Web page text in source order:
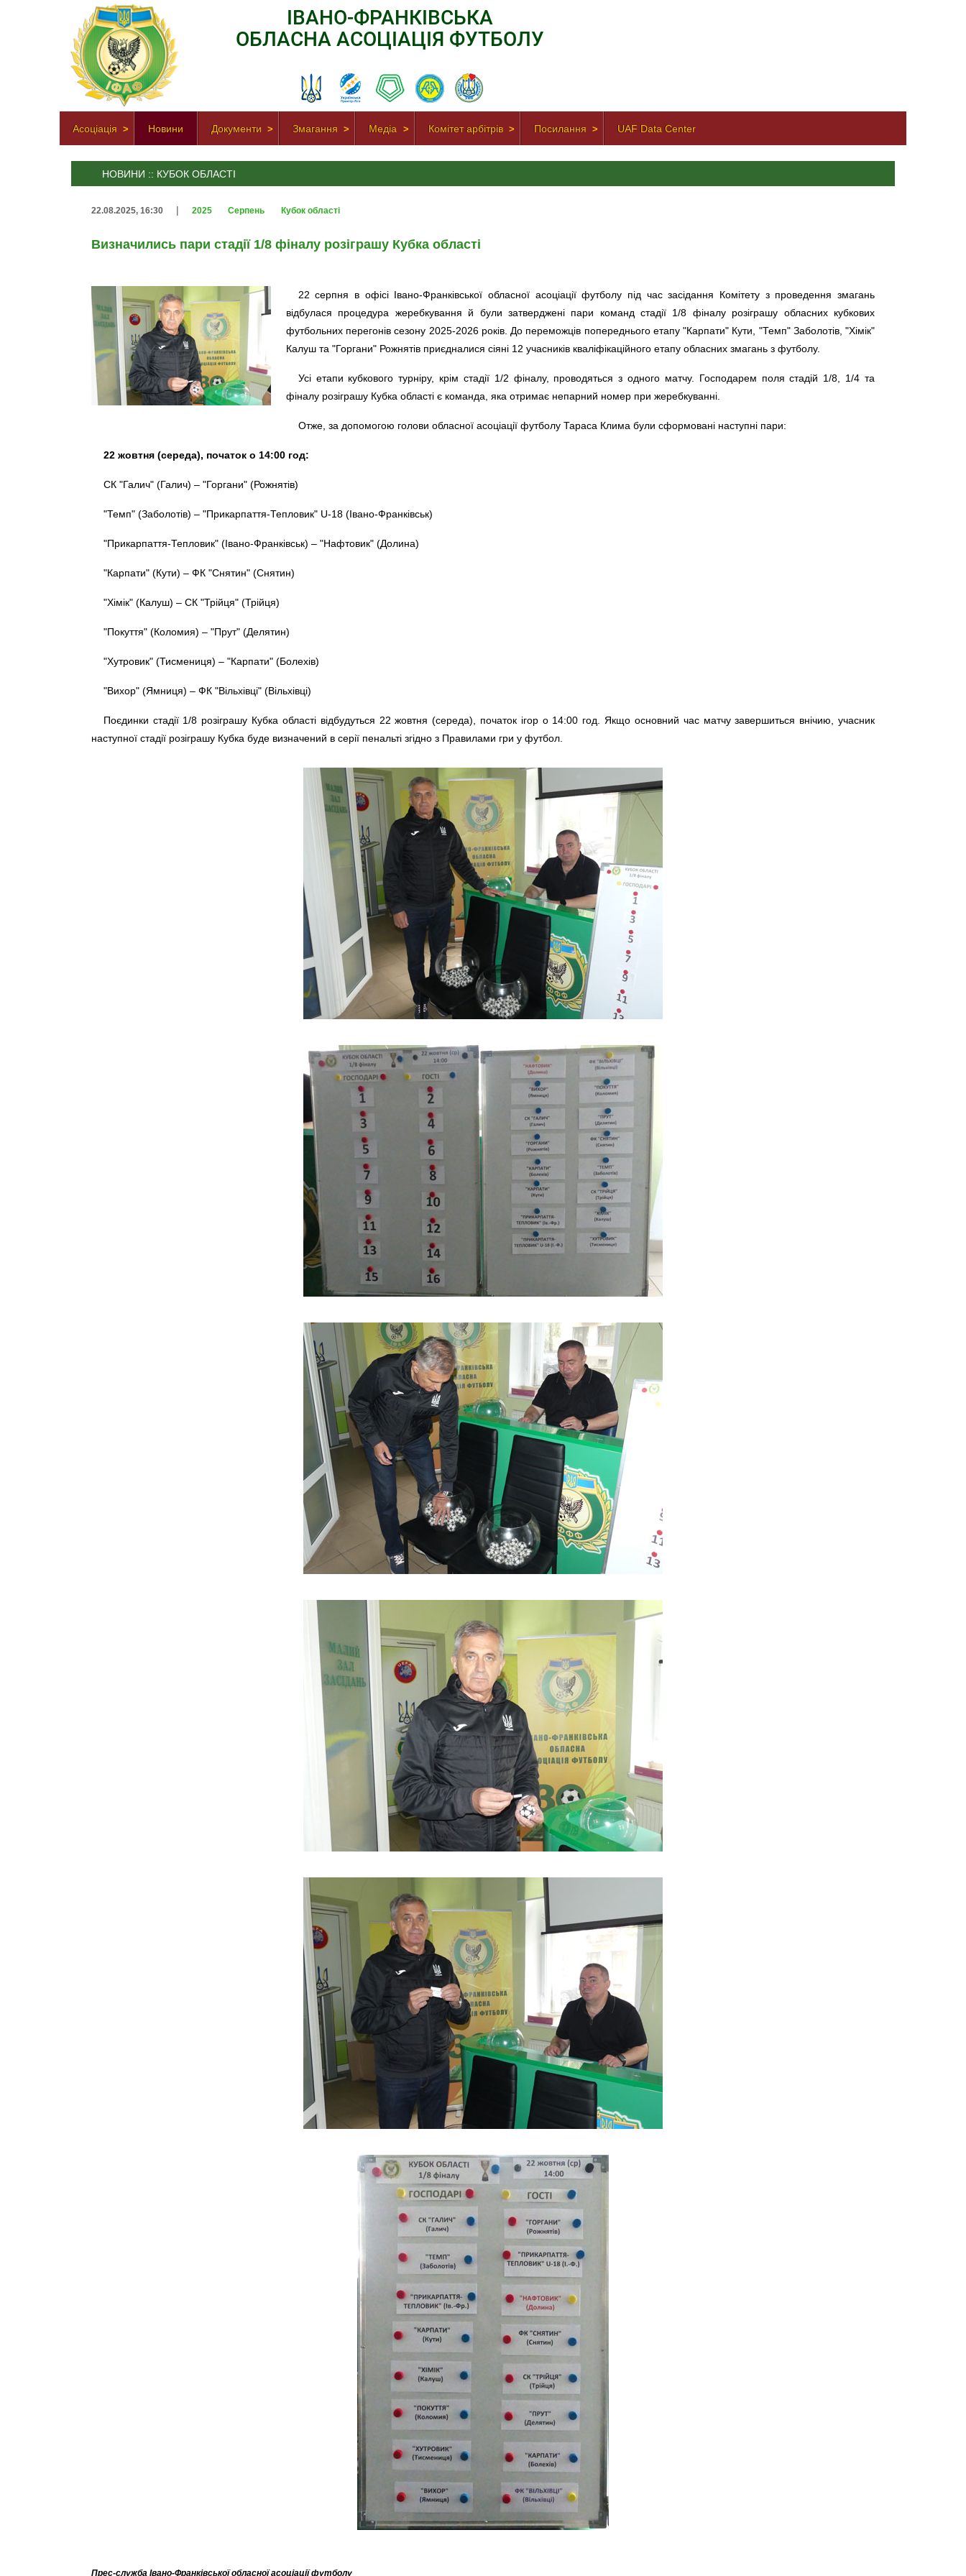
ІВАНО-ФРАНКІВСЬКА
ОБЛАСНА АСОЦІАЦІЯ ФУТБОЛУ
Асоціація Новини Документи Змагання Медіа Комітет арбітрів Посилання UAF Data Center
НОВИНИ :: КУБОК ОБЛАСТІ
22.08.2025, 16:30 | 2025 Серпень Кубок області
Визначились пари стадії 1/8 фіналу розіграшу Кубка області
22 серпня в офісі Івано-Франківської обласної асоціації футболу під час засідання Комітету з проведення змагань
відбулася процедура жеребкування й були затверджені пари команд стадії 1/8 фіналу розіграшу обласних кубкових
футбольних перегонів сезону 2025-2026 років. До переможців попереднього етапу "Карпати" Кути, "Темп" Заболотів, "Хімік"
Калуш та "Горгани" Рожнятів приєдналися сіяні 12 учасників кваліфікаційного етапу обласних змагань з футболу.
Усі етапи кубкового турніру, крім стадії 1/2 фіналу, проводяться з одного матчу. Господарем поля стадій 1/8, 1/4 та
фіналу розіграшу Кубка області є команда, яка отримає непарний номер при жеребкуванні.
Отже, за допомогою голови обласної асоціації футболу Тараса Клима були сформовані наступні пари:
22 жовтня (середа), початок о 14:00 год:
СК "Галич" (Галич) – "Горгани" (Рожнятів)
"Темп" (Заболотів) – "Прикарпаття-Тепловик" U-18 (Івано-Франківськ)
"Прикарпаття-Тепловик" (Івано-Франківськ) – "Нафтовик" (Долина)
"Карпати" (Кути) – ФК "Снятин" (Снятин)
"Хімік" (Калуш) – СК "Трійця" (Трійця)
"Покуття" (Коломия) – "Прут" (Делятин)
"Хутровик" (Тисмениця) – "Карпати" (Болехів)
"Вихор" (Ямниця) – ФК "Вільхівці" (Вільхівці)
Поєдинки стадії 1/8 розіграшу Кубка області відбудуться 22 жовтня (середа), початок ігор о 14:00 год. Якщо основний час матчу завершиться внічию, учасник
наступної стадії розіграшу Кубка буде визначений в серії пенальті згідно з Правилами гри у футбол.
Прес-служба Івано-Франківської обласної асоціації футболу